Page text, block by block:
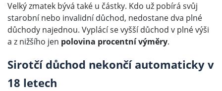
Velký zmatek bývá také u částky. Kdo už pobírá svůj
starobní nebo invalidní důchod, nedostane dva plné
důchody najednou. Vyplácí se vyšší důchod v plné výši
a z nižšího jen polovina procentní výměry.
Sirotčí důchod nekončí automaticky v
18 letech